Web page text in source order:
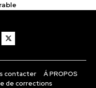
contacter
Á PROPOS
de corrections